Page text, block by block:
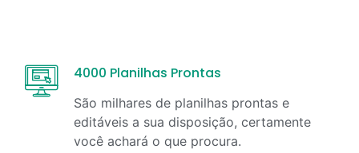
4000 Planilhas Prontas
São milhares de planilhas prontas e
editáveis a sua disposição, certamente
você achará o que procura.